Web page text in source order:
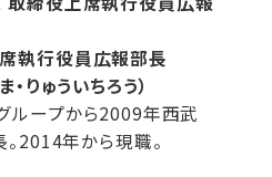
執行役員広報部長
りゅういちろう）
ループから2009年西武
2014年から現職。